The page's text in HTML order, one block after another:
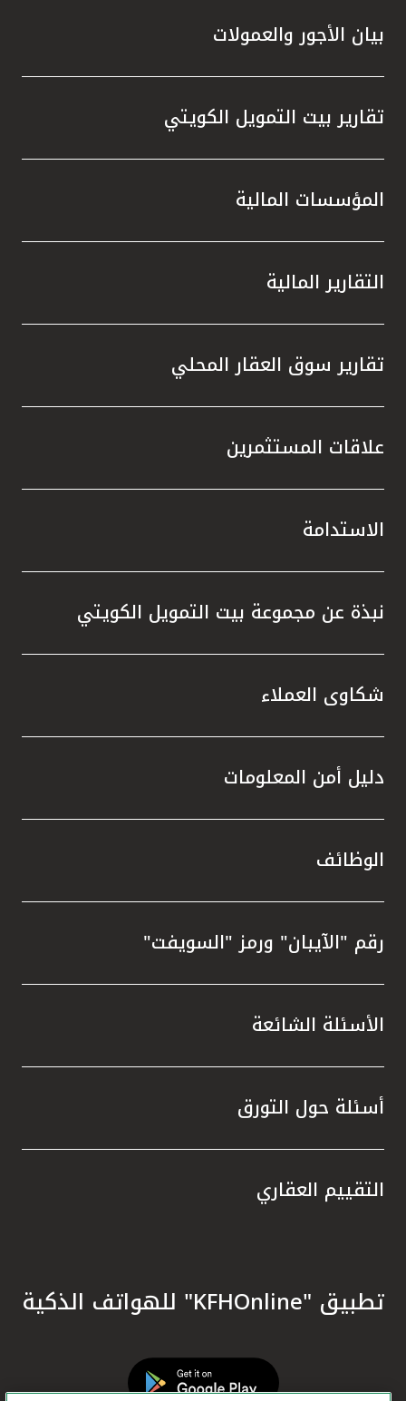
بيان الأجور والعمولات
تقارير بيت التمويل الكويتي
المؤسسات المالية
التقارير المالية
تقارير سوق العقار المحلي
علاقات المستثمرين
الاستدامة
نبذة عن مجموعة بيت التمويل الكويتي
شكاوى العملاء
دليل أمن المعلومات
الوظائف
رقم "الآيبان" ورمز "السويفت"
الأسئلة الشائعة
أسئلة حول التورق
التقييم العقاري
تطبيق "KFHOnline" للهواتف الذكية